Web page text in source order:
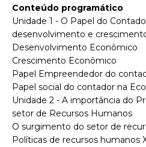
Conteúdo programático
Unidade 1 - O Papel do
desenvolvimento e
Desenvolvimento Econômico
Crescimento Econômico
Papel Empreendedor do
Papel social do contador na
Unidade 2 - A importância do
setor de Recursos Humanos
O surgimento do setor de
Políticas de recursos humanos